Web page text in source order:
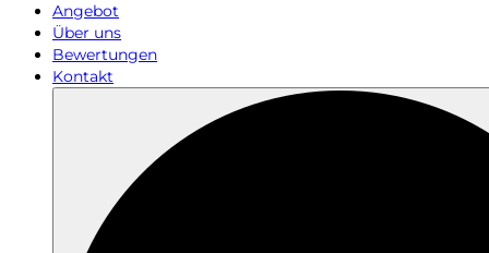
Angebot
Über uns
Bewertungen
Kontakt